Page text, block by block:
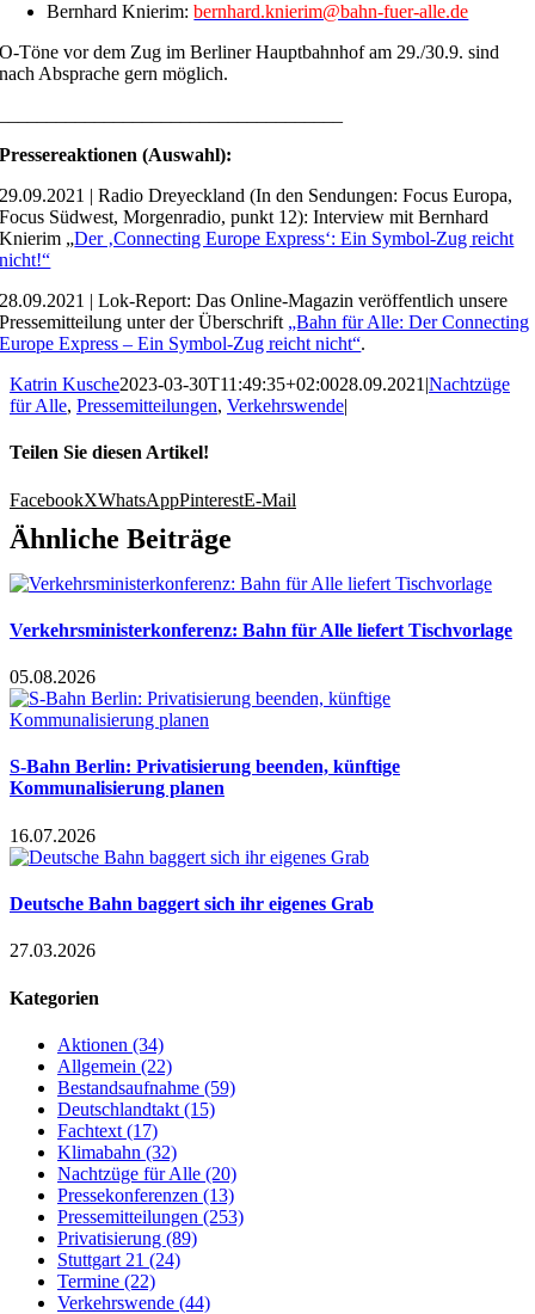
Bernhard Knierim:bernhard.knierim@bahn-fuer-alle.de
O-Töne vor dem Zug im Berliner Hauptbahnhof am 29./30.9. sind
nach Absprache gern möglich.
Pressereaktionen (Auswahl):
29.09.2021 | Radio Dreyeckland (In den Sendungen: Focus Europa,
Focus Südwest, Morgenradio, punkt 12): Interview mit Bernhard
Knierim „Der ‚Connecting Europe Express‘: Ein Symbol-Zug reicht
nicht!“
28.09.2021 | Lok-Report: Das Online-Magazin veröffentlich unsere
Pressemitteilung unter der Überschrift „Bahn für Alle: Der Connecting
Europe Express – Ein Symbol-Zug reicht nicht“.
Katrin Kusche2023-03-30T11:49:35+02:0028.09.2021 |Nachtzüge
für Alle, Pressemitteilungen, Verkehrswende|
Teilen Sie diesen Artikel!
FacebookXWhatsAppPinterestE-Mail
Ähnliche Beiträge
Verkehrsministerkonferenz: Bahn für Alle liefert Tischvorlage
05.08.2026
S-Bahn Berlin: Privatisierung beenden, künftige
Kommunalisierung planen
16.07.2026
Deutsche Bahn baggert sich ihr eigenes Grab
27.03.2026
Kategorien
Aktionen (34)
Allgemein (22)
Bestandsaufnahme (59)
Deutschlandtakt (15)
Fachtext (17)
Klimabahn (32)
Nachtzüge für Alle (20)
Pressekonferenzen (13)
Pressemitteilungen (253)
Privatisierung (89)
Stuttgart 21 (24)
Termine (22)
Verkehrswende (44)